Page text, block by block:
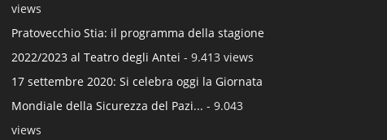
views
Pratovecchio Stia: il programma della stagione
2022/2023 al Teatro degli Antei - 9.413 views
17 settembre 2020: Si celebra oggi la Giornata
Mondiale della Sicurezza del Pazi... - 9.043
views